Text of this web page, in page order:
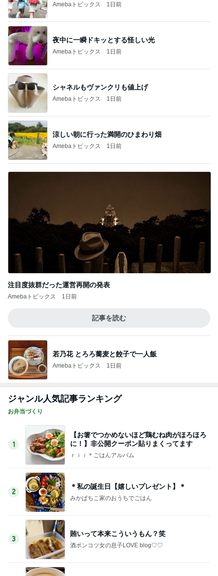
Amebaトピックス 1日前
夜中に一瞬ドキッとする怪しい光
Amebaトピックス 1日前
シャネルもヴァンクリも値上げ
Amebaトピックス 1日前
涼しい朝に行った満開のひまわり畑
Amebaトピックス 1日前
注目度抜群だった運営再開の発表
Amebaトピックス 1日前
記事を読む
若乃花 とろろ蕎麦と餃子で一人飯
Amebaトピックス 1日前
ジャンル人気記事ランキング
お弁当づくり
1
【お箸でつかめないほど鶏むね肉がほろほろ
に！】非公開クーポン貼りまくってます
ｒｉｉ＊ごはんアルバム
2
＊私の誕生日【嬉しいプレゼント】＊
みかぱちこ家のおうちでごはん
3
賄いって本来こういうもん？笑
酒ポンコツ女の息子LOVE blog♡♡